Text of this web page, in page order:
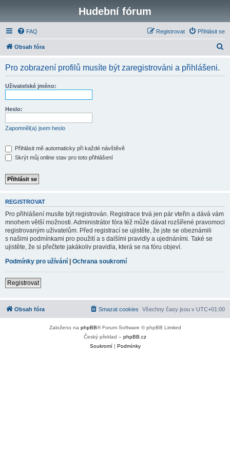
Hudební fórum
FAQ Přihlásit se
Registrovat
Obsah fóra
Pro zobrazení profilů musíte být zaregistrováni a přihlášeni.
Uživatelské jméno:
Heslo:
Zapomněl(a) jsem heslo
Přihlásit mě automaticky při každé návštěvě
Skrýt můj online stav pro toto přihlášení
REGISTROVAT
Pro přihlášení musíte být registrován. Registrace trvá jen pár vteřin a dává vám
mnohem větší možnosti. Administrátor fóra též může dávat rozšířené pravomoci
registrovaným uživatelům. Před registrací se ujistěte, že jste se obeznámili
s našimi podmínkami pro použití a s dalšími pravidly a ujednáními. Také se
ujistěte, že si přečtete jakákoliv pravidla, která se na fóru objeví.
Podmínky pro užívání | Ochrana soukromí
Registrovat
Obsah fóra Všechny časy jsou v UTC+01:00
Smazat cookies
Založeno na phpBB® Forum Software © phpBB Limited
Český překlad – phpBB.cz
Soukromí| Podmínky